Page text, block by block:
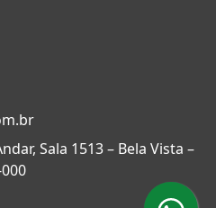
Sala 1513 – Bela Vista –